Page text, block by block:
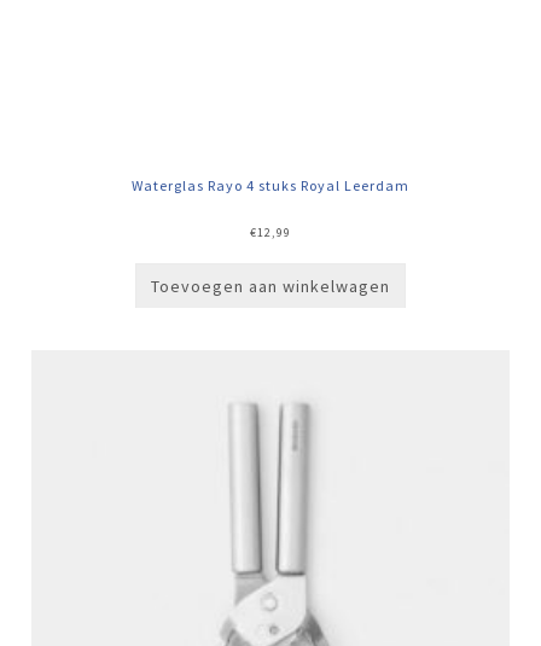
Waterglas Rayo 4 stuks Royal Leerdam
€12,99
Toevoegen aan winkelwagen